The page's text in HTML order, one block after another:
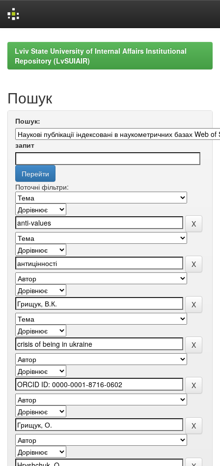
navigationLviv State University of Internal Affairs Institutional
Repository (LvSUIAIR)
Пошук
Пошук:
запит
Поточні фільтри: